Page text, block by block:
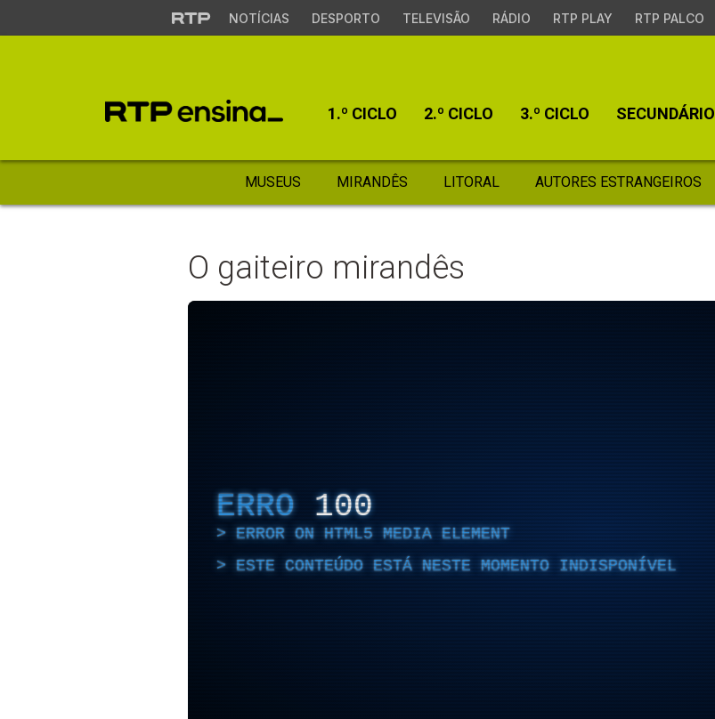
NOTÍCIAS DESPORTO TELEVISÃO RÁDIO RTP PLAY RTP PALCO
1.º CICLO 2.º CICLO 3.º CICLO SECUNDÁRIO
MUSEUS MIRANDÊS LITORAL AUTORES ESTRANGEIROS
O gaiteiro mirandês
ERRO 100
ERROR ON HTML5 MEDIA ELEMENT
ESTE CONTEÚDO ESTÁ NESTE MOMENTO INDISPONÍVEL